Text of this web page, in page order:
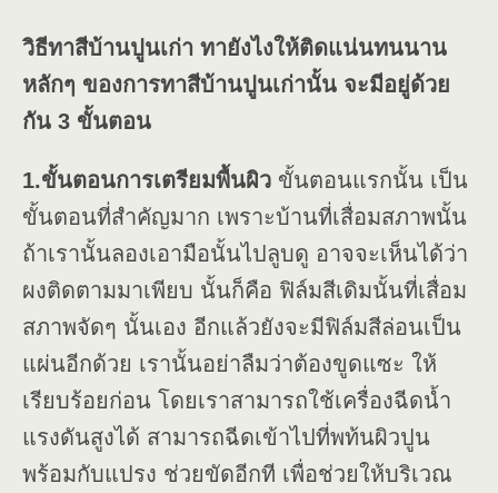
วิธีทาสีบ้านปูนเก่า ทายังไงให้ติดแน่นทนนาน
หลักๆ ของการทาสีบ้านปูนเก่านั้น จะมีอยู่ด้วย
กัน 3 ขั้นตอน
1.ขั้นตอนการเตรียมพื้นผิว ขั้นตอนแรกนั้น เป็น
ขั้นตอนที่สำคัญมาก เพราะบ้านที่เสื่อมสภาพนั้น
ถ้าเรานั้นลองเอามือนั้นไปลูบดู อาจจะเห็นได้ว่า
ผงติดตามมาเพียบ นั้นก็คือ ฟิล์มสีเดิมนั้นที่เสื่อม
สภาพจัดๆ นั้นเอง อีกแล้วยังจะมีฟิล์มสีล่อนเป็น
แผ่นอีกด้วย เรานั้นอย่าลืมว่าต้องขูดแซะ ให้
เรียบร้อยก่อน โดยเราสามารถใช้เครื่องฉีดน้ำ
แรงดันสูงได้ สามารถฉีดเข้าไปที่พท้นผิวปูน
พร้อมกับแปรง ช่วยขัดอีกที เพื่อช่วยให้บริเวณ